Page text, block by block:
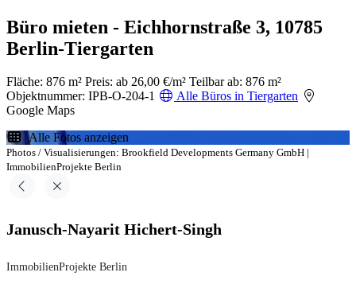
Büro mieten - Eichhornstraße 3, 10785
Berlin-Tiergarten
Fläche: 876 m² Preis: ab 26,00 €/m² Teilbar ab: 876 m²
Objektnummer: IPB-O-204-1
Alle Büros in Tiergarten
Google Maps
Alle Fotos anzeigen
Photos / Visualisierungen: Brookfield Developments Germany GmbH |
ImmobilienProjekte Berlin
Janusch-Nayarit Hichert-Singh
ImmobilienProjekte Berlin